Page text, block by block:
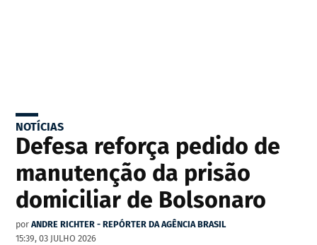
NOTÍCIAS
Defesa reforça pedido de
manutenção da prisão
domiciliar de Bolsonaro
por ANDRE RICHTER - REPÓRTER DA AGÊNCIA BRASIL
15:39, 03 JULHO 2026